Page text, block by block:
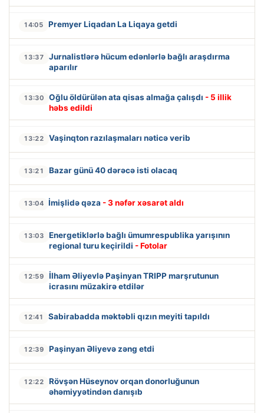
14:05 Premyer Liqadan La Liqaya getdi
13:37
Jurnalistlərə hücum edənlərlə bağlı araşdırma
aparılır
13:30 Oğlu öldürülən ata qisas almağa çalışdı - 5 illik
həbs edildi
13:22 Vaşinqton razılaşmaları nəticə verib
13:21 Bazar günü 40 dərəcə isti olacaq
13:04 İmişlidə qəza - 3 nəfər xəsarət aldı
13:03
Energetiklərlə bağlı ümumrespublika yarışının
regional turu keçirildi - Fotolar
12:59
İlham Əliyevlə Paşinyan TRIPP marşrutunun
icrasını müzakirə etdilər
12:41 Sabirabadda məktəbli qızın meyiti tapıldı
12:39 Paşinyan Əliyevə zəng etdi
12:22
Rövşən Hüseynov orqan donorluğunun
əhəmiyyətindən danışıb